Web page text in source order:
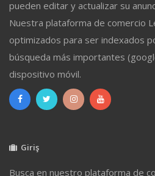
pueden editar y actualizar su
Nuestra plataforma de comercio
optimizados para ser indexados
búsqueda más importantes
dispositivo móvil.
Giriş
Busca en nuestro plataforma de